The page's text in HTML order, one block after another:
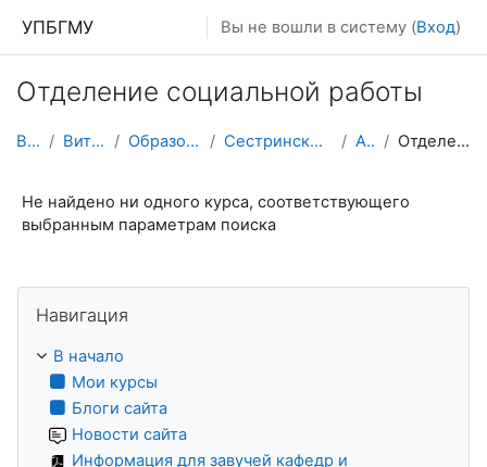
УПБГМУ Вы не вошли в систему (Вход)
Отделение социальной работы
В начало Витрина курсов 3KL Образование 2025-2026 уч.год Сестринского дела и паллиативной помощи Архив 2017 Отделение социальной работы
Не найдено ни одного курса, соответствующего
выбранным параметрам поиска
Навигация
В начало
Мои курсы
Блоги сайта
Новости сайта
Информация для завучей кафедр и